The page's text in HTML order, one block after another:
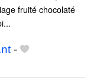
fruité chocolaté
-